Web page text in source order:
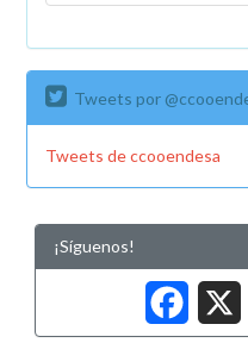
Tweets por
Tweets de ccooendesa
¡Síguenos!